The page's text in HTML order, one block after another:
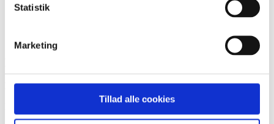
Statistik
Marketing
Tillad alle cookies
Københavns Kommune